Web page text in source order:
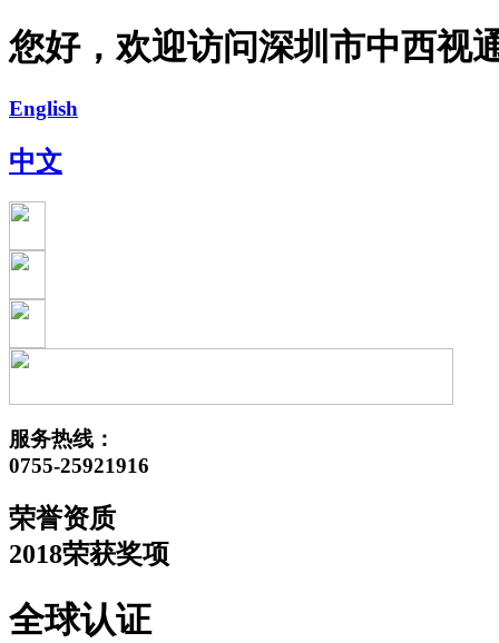
您好，欢迎访问深圳市中西视
English
中文
服务热线：
0755-25921916
荣誉资质
2018荣获奖项
全球认证